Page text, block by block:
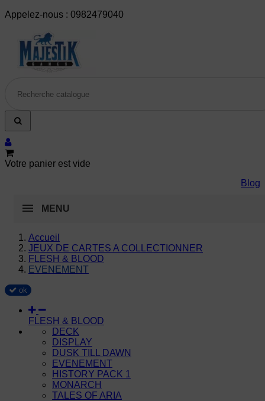
Appelez-nous : 0982479040
Votre panier est vide
Blog
MENU
Accueil
JEUX DE CARTES A COLLECTIONNER
FLESH & BLOOD
EVENEMENT
ok
FLESH & BLOOD
DECK
DISPLAY
DUSK TILL DAWN
EVENEMENT
HISTORY PACK 1
MONARCH
TALES OF ARIA